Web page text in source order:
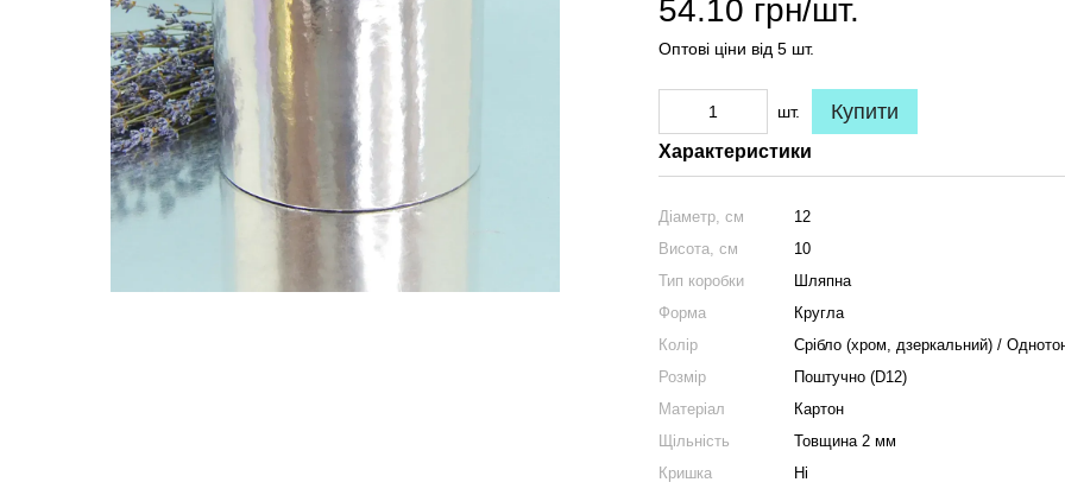
54.10 грн/шт.
Оптові ціни від 5 шт.
шт. Купити
Характеристики
Діаметр, см
12
Висота, см
10
Тип коробки
Шляпна
Форма
Кругла
Колір
Срібло (хром, дзеркальний) /
Розмір
Поштучно (D12)
Матеріал
Картон
Щільність
Товщина 2 мм
Кришка
Ні